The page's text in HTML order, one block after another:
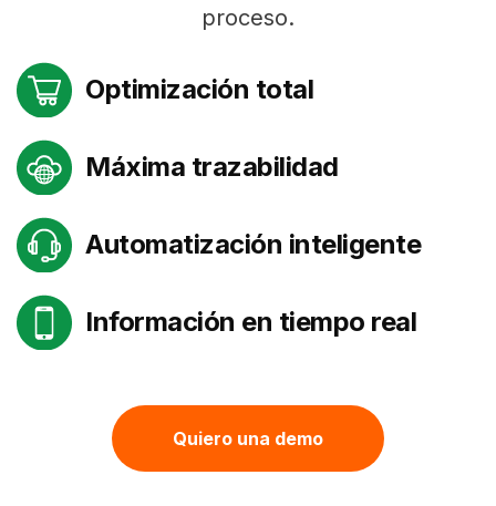
proceso.
Optimización total
Máxima trazabilidad
Automatización inteligente
Información en tiempo real
Quiero una demo